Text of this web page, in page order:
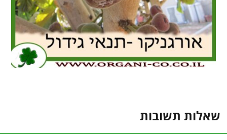
שאלות תשובות